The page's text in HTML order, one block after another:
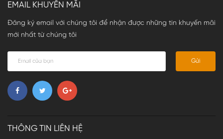
EMAIL KHUYẾN MÃI
Đăng ký email với chúng tôi để nhận được những tin khuyến mãi
mới nhất từ chúng tôi
Gửi
THÔNG TIN LIÊN HỆ